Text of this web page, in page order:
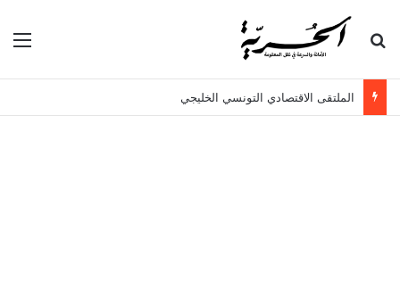
بحث عن
الملتقى الاقتصادي التونسي الخليجي